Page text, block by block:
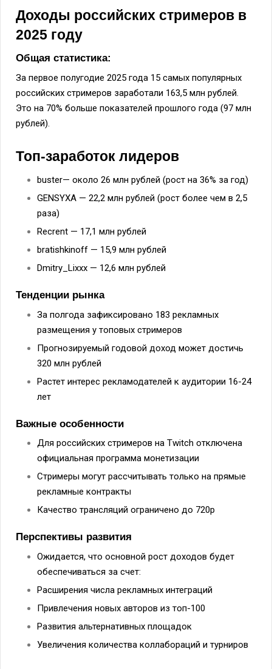
Доходы российских стримеров в
2025 году
Общая статистика:
За первое полугодие 2025 года 15 самых популярных
российских стримеров заработали 163,5 млн рублей.
Это на 70% больше показателей прошлого года (97 млн
рублей).
Топ-заработок лидеров
buster— около 26 млн рублей (рост на 36% за год)
GENSYXA — 22,2 млн рублей (рост более чем в 2,5
раза)
Recrent — 17,1 млн рублей
bratishkinoff — 15,9 млн рублей
Dmitry_Lixxx — 12,6 млн рублей
Тенденции рынка
За полгода зафиксировано 183 рекламных
размещения у топовых стримеров
Прогнозируемый годовой доход может достичь
320 млн рублей
Растет интерес рекламодателей к аудитории 16-24
лет
Важные особенности
Для российских стримеров на Twitch отключена
официальная программа монетизации
Стримеры могут рассчитывать только на прямые
рекламные контракты
Качество трансляций ограничено до 720p
Перспективы развития
Ожидается, что основной рост доходов будет
обеспечиваться за счет:
Расширения числа рекламных интеграций
Привлечения новых авторов из топ-100
Развития альтернативных площадок
Увеличения количества коллабораций и турниров